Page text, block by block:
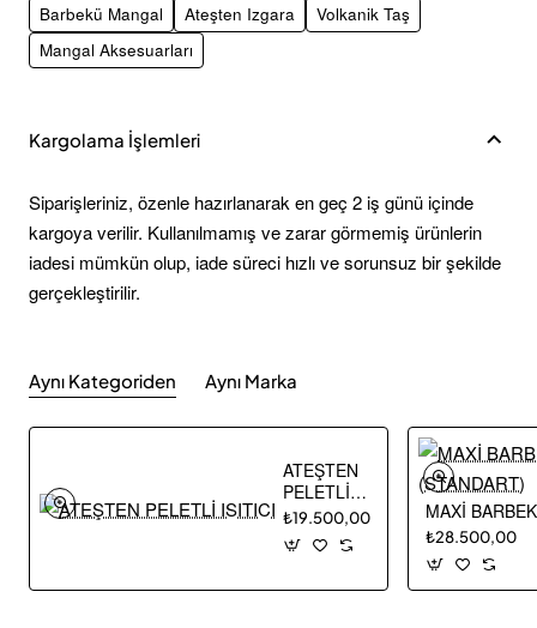
Barbekü Mangal
Ateşten Izgara
Volkanik Taş
Mangal Aksesuarları
Kargolama İşlemleri
Siparişleriniz, özenle hazırlanarak en geç 2 iş günü içinde
kargoya verilir. Kullanılmamış ve zarar görmemiş ürünlerin
iadesi mümkün olup, iade süreci hızlı ve sorunsuz bir şekilde
gerçekleştirilir.
Aynı Kategoriden Aynı Marka
ATEŞTEN
PELETLİ
ISITICI
₺19.500,00 MAXİ
₺28.500,00